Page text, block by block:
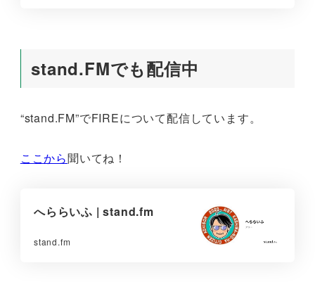
stand.FMでも配信中
“stand.FM”でFIREについて配信しています。
ここから聞いてね！
へららいふ | stand.fm
stand.fm